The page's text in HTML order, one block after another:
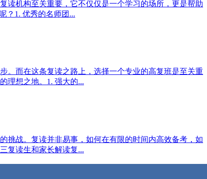
读机构至关重要，它不仅仅是一个学习的场所，更是帮助
？1. 优秀的名师团...
。而在这条复读之路上，选择一个专业的高复班是至关重
理想之地。1. 强大的...
挑战。复读并非易事，如何在有限的时间内高效备考，如
复读生和家长解读复...